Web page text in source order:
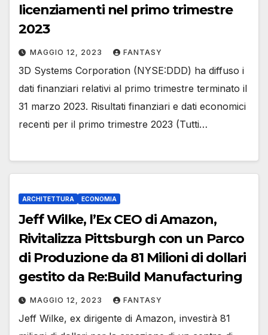
licenziamenti nel primo trimestre
2023
MAGGIO 12, 2023 FANTASY
3D Systems Corporation (NYSE:DDD) ha diffuso i
dati finanziari relativi al primo trimestre terminato il
31 marzo 2023. Risultati finanziari e dati economici
recenti per il primo trimestre 2023 (Tutti…
ARCHITETTURA ECONOMIA
Jeff Wilke, l’Ex CEO di Amazon,
Rivitalizza Pittsburgh con un Parco
di Produzione da 81 Milioni di dollari
gestito da Re:Build Manufacturing
MAGGIO 12, 2023 FANTASY
Jeff Wilke, ex dirigente di Amazon, investirà 81